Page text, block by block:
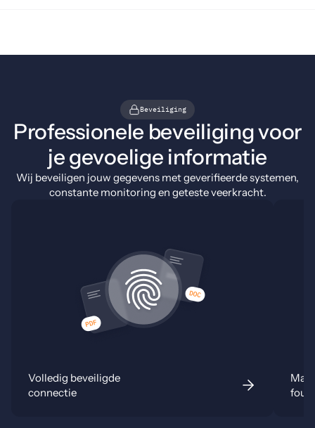
Beveiliging
Professionele beveiliging voor
je gevoelige informatie
Wij beveiligen jouw gegevens met geverifieerde systemen,
constante monitoring en geteste veerkracht.
Volledig beveiligde
connectie